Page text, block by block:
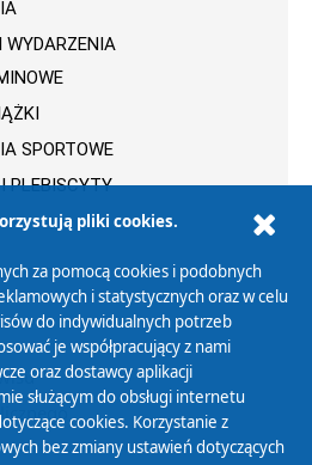
WYDARZENIA
SPORTOWE
PLEBISCYTY
pliki cookies.
za pomocą cookies i podobnych
i statystycznych oraz w celu
do indywidualnych potrzeb
je współpracujący z nami
oraz dostawcy aplikacji
służącym do obsługi internetu
cookies. Korzystanie z
bez zmiany ustawień dotyczących